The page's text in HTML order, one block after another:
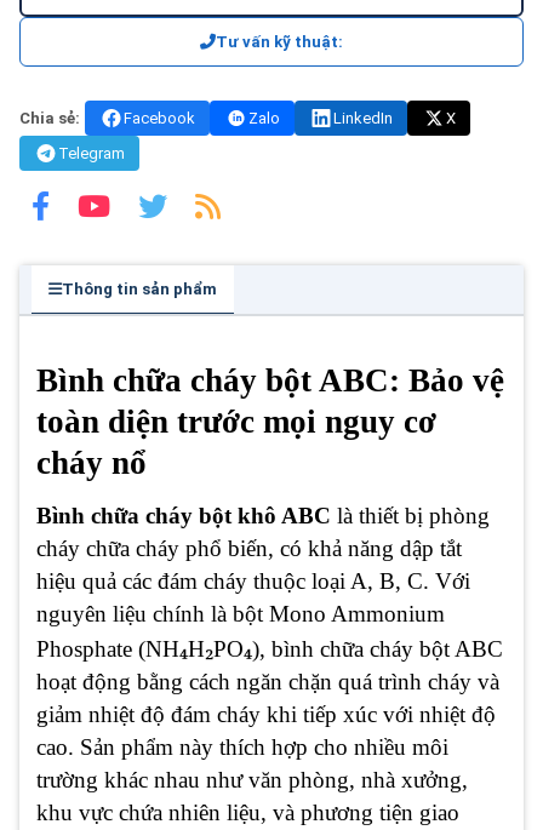
Tư vấn kỹ thuật:
Chia sẻ: Facebook Zalo LinkedIn
X
Telegram
Thông tin sản phẩm
Bình chữa cháy bột ABC: Bảo vệ
toàn diện trước mọi nguy cơ
cháy nổ
Bình chữa cháy bột khô ABC là thiết bị phòng
cháy chữa cháy phổ biến, có khả năng dập tắt
hiệu quả các đám cháy thuộc loại A, B, C. Với
nguyên liệu chính là bột Mono Ammonium
Phosphate (NH₄H₂PO₄), bình chữa cháy bột ABC
hoạt động bằng cách ngăn chặn quá trình cháy và
giảm nhiệt độ đám cháy khi tiếp xúc với nhiệt độ
cao. Sản phẩm này thích hợp cho nhiều môi
trường khác nhau như văn phòng, nhà xưởng,
khu vực chứa nhiên liệu, và phương tiện giao